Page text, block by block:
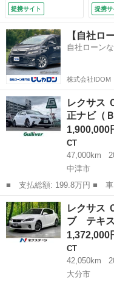
ックカメラ ステア
リングスイッチ Ｅ
ＴＣ２．０ 衝突軽
減ブレーキ クルー
ズコントロール オ
ートライト パドル
シフト レザーステ
アリング （なし）
提携サイト
パワ
シー
ント
ヒー
セン
電動
ン （
提携サ
【自社ロ
自社ローン
株式会社IDOM
レクサス
正ナビ（
1,900,000
CT
47,000km
中津市
■ 支払総額: 199.8万円 ■ 車両本体価格： 1,900,000 円 ■ メーカ
ー名： レクサス ■ 車種名
ｈ Ｆスポーツ 純正ナビ（Ｂ
Ｂ） フ...
大分 中津市 CT
レクサス
ブ テキ
1,372,000
CT
42,050km
大分市